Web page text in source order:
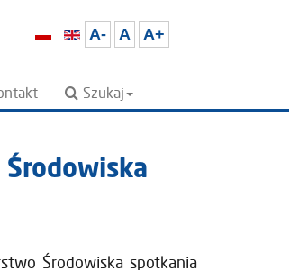
A- A A+
Szukaj
Środowiska spotkania